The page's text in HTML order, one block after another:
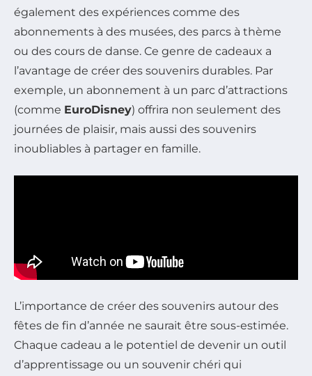
également des expériences comme des
abonnements à des musées, des parcs à thème
ou des cours de danse. Ce genre de cadeaux a
l’avantage de créer des souvenirs durables. Par
exemple, un abonnement à un parc d’attractions
(comme EuroDisney) offrira non seulement des
journées de plaisir, mais aussi des souvenirs
inoubliables à partager en famille.
L’importance de créer des souvenirs autour des
fêtes de fin d’année ne saurait être sous-estimée.
Chaque cadeau a le potentiel de devenir un outil
d’apprentissage ou un souvenir chéri qui